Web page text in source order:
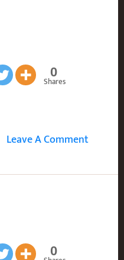
0
Shares
Leave A Comment
0